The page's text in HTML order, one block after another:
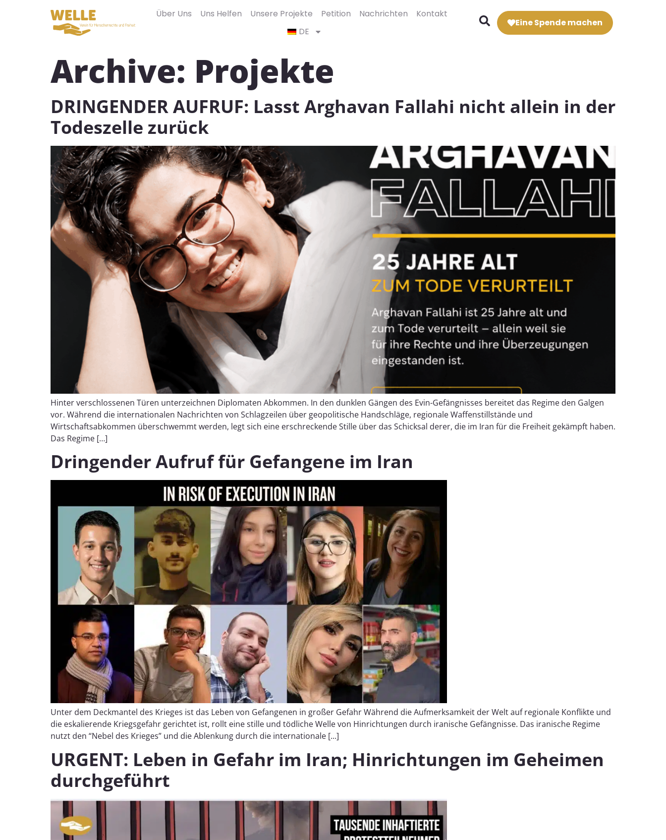
Über Uns Uns Helfen Unsere Projekte Petition Nachrichten
Kontakt
DE
Eine Spende machen
Archive: Projekte
DRINGENDER AUFRUF: Lasst Arghavan Fallahi nicht allein in der
Todeszelle zurück
Hinter verschlossenen Türen unterzeichnen Diplomaten Abkommen. In den dunklen Gängen des Evin-Gefängnisses bereitet das Regime den Galgen
vor. Während die internationalen Nachrichten von Schlagzeilen über geopolitische Handschläge, regionale Waffenstillstände und
Wirtschaftsabkommen überschwemmt werden, legt sich eine erschreckende Stille über das Schicksal derer, die im Iran für die Freiheit gekämpft haben.
Das Regime […]
Dringender Aufruf für Gefangene im Iran
Unter dem Deckmantel des Krieges ist das Leben von Gefangenen in großer Gefahr Während die Aufmerksamkeit der Welt auf regionale Konflikte und
die eskalierende Kriegsgefahr gerichtet ist, rollt eine stille und tödliche Welle von Hinrichtungen durch iranische Gefängnisse. Das iranische Regime
nutzt den “Nebel des Krieges” und die Ablenkung durch die internationale [...]
URGENT: Leben in Gefahr im Iran; Hinrichtungen im Geheimen
durchgeführt